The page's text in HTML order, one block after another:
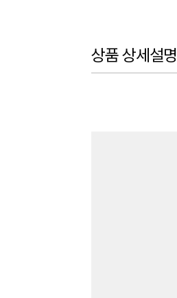
상품 상세설명